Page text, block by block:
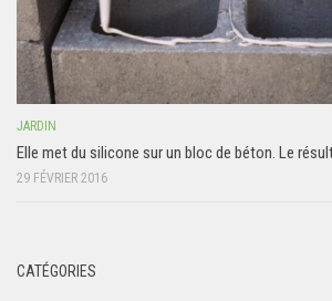
JARDIN
Elle met du silicone sur un bloc de béton. Le
29 FÉVRIER 2016
CATÉGORIES